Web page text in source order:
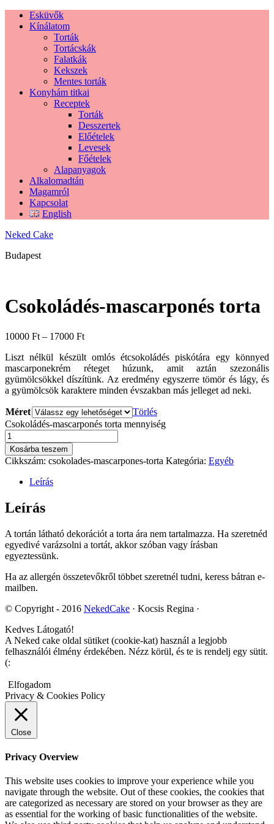
Esküvők
Kínálatom
Torták
Tortácskák
Falatkák
Kekszek
Mentes torták
Konyhám titkai
Receptek
Torták
Desszertek
Előételek
Levesek
Főételek
Alapanyagok
Alkalomadtán
Magamról
Kapcsolat
English
Neked Cake
Budapest
Csokoládés-mascarponés torta
10000 Ft – 17000 Ft
Liszt nélkül készült omlós étcsokoládés piskótára egy könnyed
mascarponekrém réteget húzunk, amit aztán szezonális
gyümölcsökkel díszítünk. Az eredmény egyszerre tömör és lágy, és
a gyümölcsök karaktere minden évszakban más jelleget ad neki.
Méret
Törlés
Csokoládés-mascarponés torta mennyiség
Kosárba teszem
Cikkszám: csokolades-mascarpones-torta Kategória: Egyéb
Leírás
Leírás
A tortán látható dekorációt a torta ára nem tartalmazza. Ha szeretnéd
egyedivé varázsolni a tortát, akkor szóban vagy írásban
egyeztessünk.
Ha az allergén összetevőkről többet szeretnél tudni, keress bátran e-
mailben.
© Copyright - 2016 NekedCake · Kocsis Regina ·
Kedves Látogató!
A Neked cake oldal sütiket (cookie-kat) használ a legjobb
felhasználói élmény érdekében. Nézz körül, és te is rendelj egy sütit.
(:
Elfogadom
Privacy & Cookies Policy
Close
Privacy Overview
This website uses cookies to improve your experience while you
navigate through the website. Out of these cookies, the cookies that
are categorized as necessary are stored on your browser as they are
as essential for the working of basic functionalities of the website.